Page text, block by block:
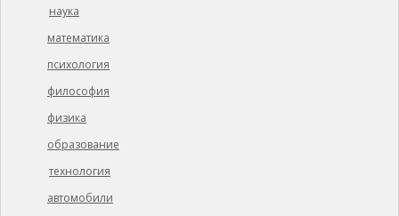
наука
математика
психология
философия
физика
образование
технология
автомобили